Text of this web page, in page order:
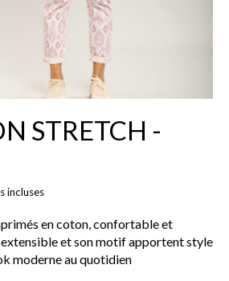
STRETCH -
incluses
en coton, confortable et
extensible et son motif apportent style
moderne au quotidien